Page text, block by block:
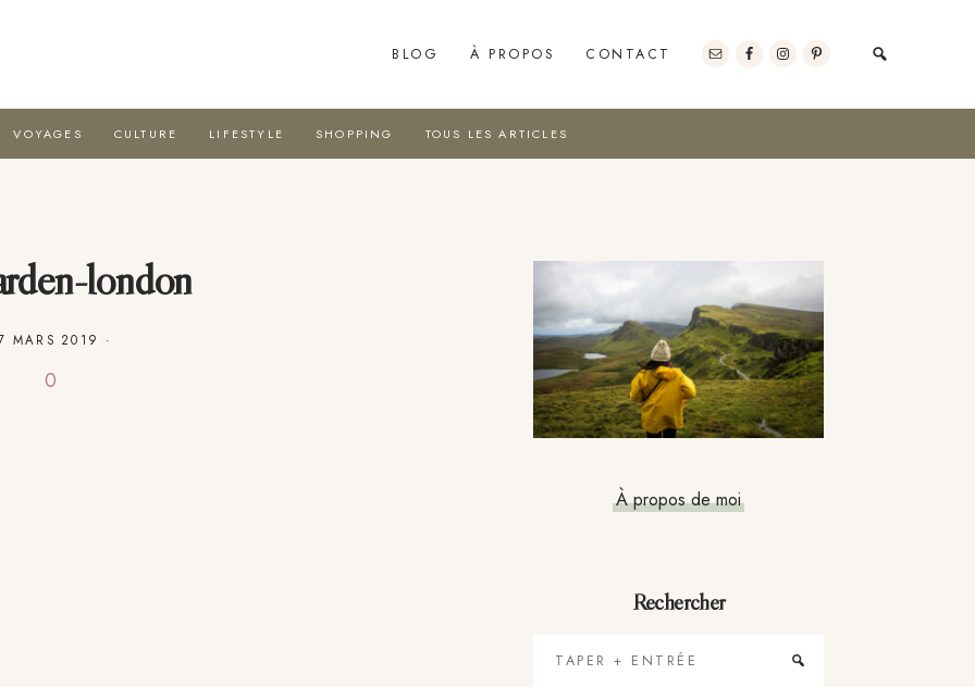
BLOG À PROPOS CONTACT
VOYAGES CULTURE LIFESTYLE SHOPPING TOUS LES ARTICLES
london
MARS 2019 ·
0
latérale
principale
À propos de moi
Rechercher
Taper